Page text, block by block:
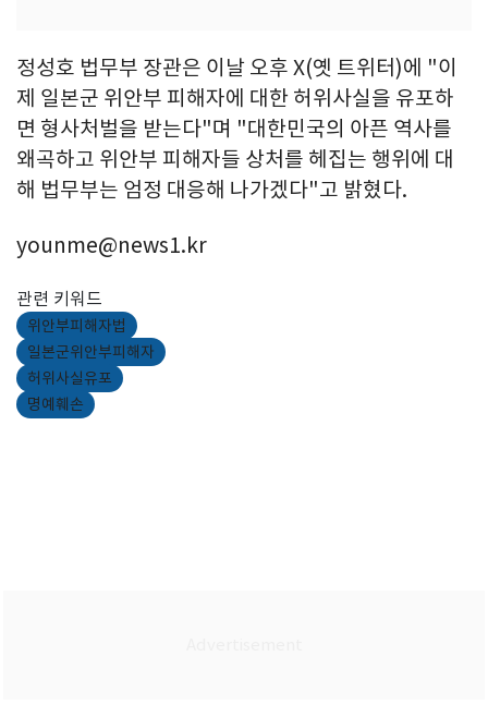
정성호 법무부 장관은 이날 오후 X(옛 트위터)에 "이
제 일본군 위안부 피해자에 대한 허위사실을 유포하
면 형사처벌을 받는다"며 "대한민국의 아픈 역사를
왜곡하고 위안부 피해자들 상처를 헤집는 행위에 대
해 법무부는 엄정 대응해 나가겠다"고 밝혔다.
younme@news1.kr
관련 키워드
위안부피해자법
일본군위안부피해자
허위사실유포
명예훼손